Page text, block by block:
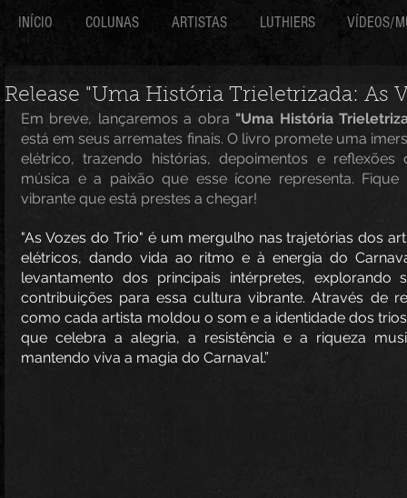
INÍCIO COLUNAS ARTISTAS LUTHIERS VÍDEOS/
Release "Uma História Trieletrizada: As
Em breve, lançaremos a obra "Uma História
está em seus arremates finais. O livro promete uma
elétrico, trazendo histórias, depoimentos e
música e a paixão que esse ícone representa.
vibrante que está prestes a chegar!
"As Vozes do Trio" é um mergulho nas trajetórias dos
elétricos, dando vida ao ritmo e à energia do
levantamento dos principais intérpretes, explorando
contribuições para essa cultura vibrante. Através de
como cada artista moldou o som e a identidade dos
que celebra a alegria, a resistência e a riqueza
mantendo viva a magia do Carnaval.”